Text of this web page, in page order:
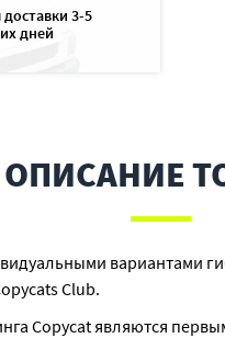
3-5
дней
ОПИСАНИЕ
вариантами
Club.
Copycat являются